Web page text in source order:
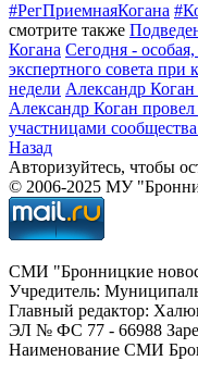
#РегПриемнаяКогана
смотрите также
Когана Сегодня -
экспертного совета при
недели Александр
Александр Коган
участницами
Назад
Авторизуйтесь, чтобы
© 2006-2025 МУ
СМИ "Бронницкие
Учредитель:
Главный редактор:
ЭЛ № ФС 77 - 66988
Наименование СМИ